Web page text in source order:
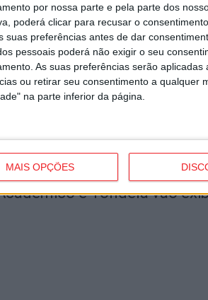
por nossa parte e pela parte dos
poderá clicar para recusar o
suas preferências antes de dar
pessoais poderá não exigir o seu
As suas preferências serão
ou retirar seu consentimento a qualquer
na parte inferior da página.
MAIS OPÇÕES
distrito do país com
e Tondela vão